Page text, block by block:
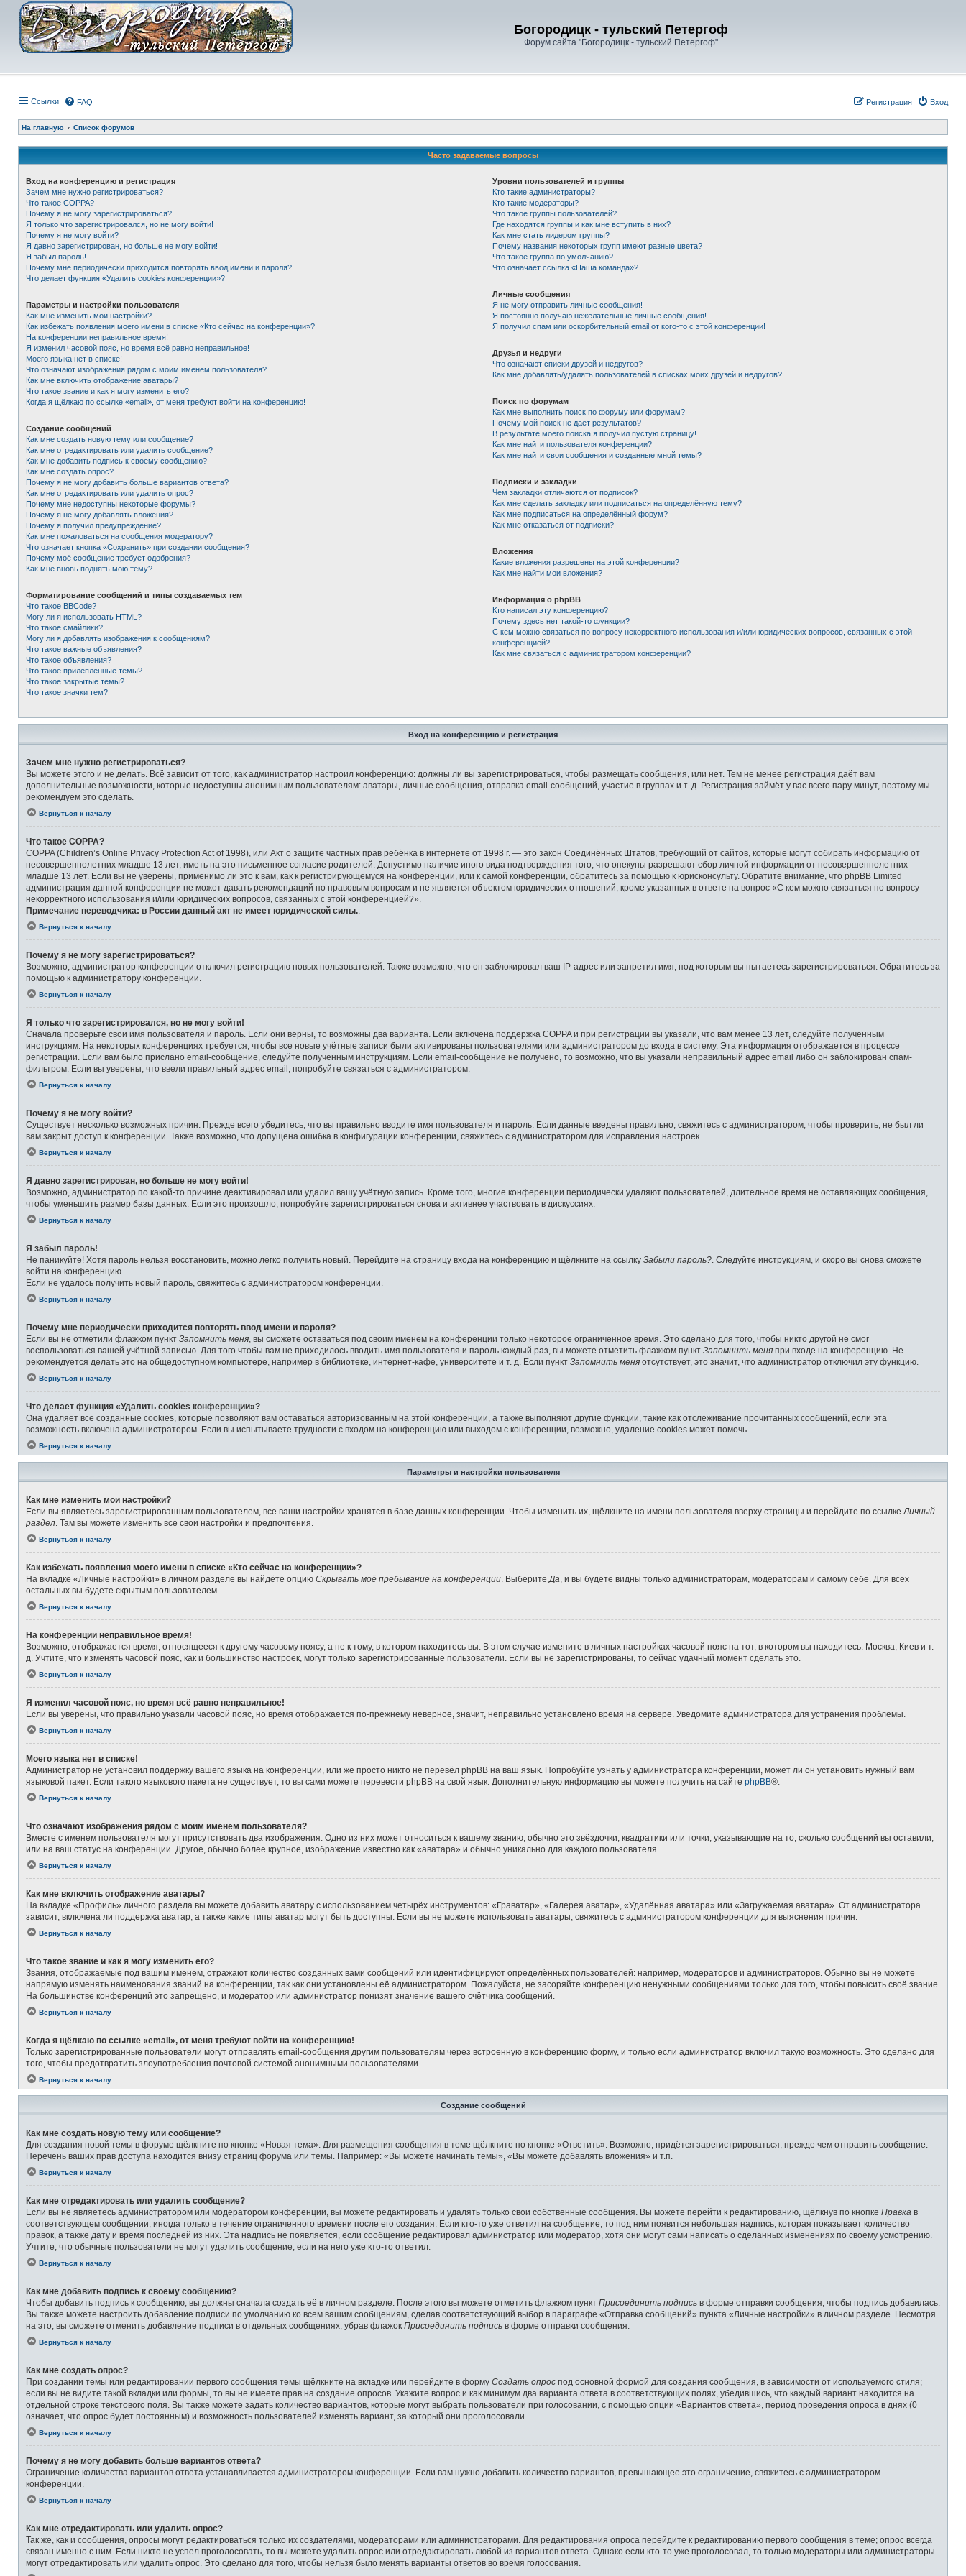
Богородицк - тульский Петергоф
Форум сайта "Богородицк - тульский Петергоф"
Ссылки FAQ Вход
Регистрация
На главную Список форумов
Часто задаваемые вопросы
Вход на конференцию и регистрация
Зачем мне нужно регистрироваться?
Что такое COPPA?
Почему я не могу зарегистрироваться?
Я только что зарегистрировался, но не могу войти!
Почему я не могу войти?
Я давно зарегистрирован, но больше не могу войти!
Я забыл пароль!
Почему мне периодически приходится повторять ввод имени и пароля?
Что делает функция «Удалить cookies конференции»?
Параметры и настройки пользователя
Как мне изменить мои настройки?
Как избежать появления моего имени в списке «Кто сейчас на конференции»?
На конференции неправильное время!
Я изменил часовой пояс, но время всё равно неправильное!
Моего языка нет в списке!
Что означают изображения рядом с моим именем пользователя?
Как мне включить отображение аватары?
Что такое звание и как я могу изменить его?
Когда я щёлкаю по ссылке «email», от меня требуют войти на конференцию!
Создание сообщений
Как мне создать новую тему или сообщение?
Как мне отредактировать или удалить сообщение?
Как мне добавить подпись к своему сообщению?
Как мне создать опрос?
Почему я не могу добавить больше вариантов ответа?
Как мне отредактировать или удалить опрос?
Почему мне недоступны некоторые форумы?
Почему я не могу добавлять вложения?
Почему я получил предупреждение?
Как мне пожаловаться на сообщения модератору?
Что означает кнопка «Сохранить» при создании сообщения?
Почему моё сообщение требует одобрения?
Как мне вновь поднять мою тему?
Форматирование сообщений и типы создаваемых тем
Что такое BBCode?
Могу ли я использовать HTML?
Что такое смайлики?
Могу ли я добавлять изображения к сообщениям?
Что такое важные объявления?
Что такое объявления?
Что такое прилепленные темы?
Что такое закрытые темы?
Что такое значки тем?
Уровни пользователей и группы
Кто такие администраторы?
Кто такие модераторы?
Что такое группы пользователей?
Где находятся группы и как мне вступить в них?
Как мне стать лидером группы?
Почему названия некоторых групп имеют разные цвета?
Что такое группа по умолчанию?
Что означает ссылка «Наша команда»?
Личные сообщения
Я не могу отправить личные сообщения!
Я постоянно получаю нежелательные личные сообщения!
Я получил спам или оскорбительный email от кого-то с этой конференции!
Друзья и недруги
Что означают списки друзей и недругов?
Как мне добавлять/удалять пользователей в списках моих друзей и недругов?
Поиск по форумам
Как мне выполнить поиск по форуму или форумам?
Почему мой поиск не даёт результатов?
В результате моего поиска я получил пустую страницу!
Как мне найти пользователя конференции?
Как мне найти свои сообщения и созданные мной темы?
Подписки и закладки
Чем закладки отличаются от подписок?
Как мне сделать закладку или подписаться на определённую тему?
Как мне подписаться на определённый форум?
Как мне отказаться от подписки?
Вложения
Какие вложения разрешены на этой конференции?
Как мне найти мои вложения?
Информация о phpBB
Кто написал эту конференцию?
Почему здесь нет такой-то функции?
С кем можно связаться по вопросу некорректного использования и/или юридических вопросов, связанных с этой
конференцией?
Как мне связаться с администратором конференции?
Вход на конференцию и регистрация
Зачем мне нужно регистрироваться?
Вы можете этого и не делать. Всё зависит от того, как администратор настроил конференцию: должны ли вы зарегистрироваться, чтобы размещать сообщения, или нет. Тем не менее регистрация даёт вам
дополнительные возможности, которые недоступны анонимным пользователям: аватары, личные сообщения, отправка email-сообщений, участие в группах и т. д. Регистрация займёт у вас всего пару минут, поэтому мы
рекомендуем это сделать.
Вернуться к началу
Что такое COPPA?
COPPA (Children’s Online Privacy Protection Act of 1998), или Акт о защите частных прав ребёнка в интернете от 1998 г. — это закон Соединённых Штатов, требующий от сайтов, которые могут собирать информацию от
несовершеннолетних младше 13 лет, иметь на это письменное согласие родителей. Допустимо наличие иного вида подтверждения того, что опекуны разрешают сбор личной информации от несовершеннолетних
младше 13 лет. Если вы не уверены, применимо ли это к вам, как к регистрирующемуся на конференции, или к самой конференции, обратитесь за помощью к юрисконсульту. Обратите внимание, что phpBB Limited
администрация данной конференции не может давать рекомендаций по правовым вопросам и не является объектом юридических отношений, кроме указанных в ответе на вопрос «С кем можно связаться по вопросу
некорректного использования и/или юридических вопросов, связанных с этой конференцией?».
Примечание переводчика: в России данный акт не имеет юридической силы.
Вернуться к началу
Почему я не могу зарегистрироваться?
Возможно, администратор конференции отключил регистрацию новых пользователей. Также возможно, что он заблокировал ваш IP-адрес или запретил имя, под которым вы пытаетесь зарегистрироваться. Обратитесь за
помощью к администратору конференции.
Вернуться к началу
Я только что зарегистрировался, но не могу войти!
Сначала проверьте свои имя пользователя и пароль. Если они верны, то возможны два варианта. Если включена поддержка COPPA и при регистрации вы указали, что вам менее 13 лет, следуйте полученным
инструкциям. На некоторых конференциях требуется, чтобы все новые учётные записи были активированы пользователями или администратором до входа в систему. Эта информация отображается в процессе
регистрации. Если вам было прислано email-сообщение, следуйте полученным инструкциям. Если email-сообщение не получено, то возможно, что вы указали неправильный адрес email либо он заблокирован спам-
фильтром. Если вы уверены, что ввели правильный адрес email, попробуйте связаться с администратором.
Вернуться к началу
Почему я не могу войти?
Существует несколько возможных причин. Прежде всего убедитесь, что вы правильно вводите имя пользователя и пароль. Если данные введены правильно, свяжитесь с администратором, чтобы проверить, не был ли
вам закрыт доступ к конференции. Также возможно, что допущена ошибка в конфигурации конференции, свяжитесь с администратором для исправления настроек.
Вернуться к началу
Я давно зарегистрирован, но больше не могу войти!
Возможно, администратор по какой-то причине деактивировал или удалил вашу учётную запись. Кроме того, многие конференции периодически удаляют пользователей, длительное время не оставляющих сообщения,
чтобы уменьшить размер базы данных. Если это произошло, попробуйте зарегистрироваться снова и активнее участвовать в дискуссиях.
Вернуться к началу
Я забыл пароль!
Не паникуйте! Хотя пароль нельзя восстановить, можно легко получить новый. Перейдите на страницу входа на конференцию и щёлкните на ссылку Забыли пароль? . Следуйте инструкциям, и скоро вы снова сможете
войти на конференцию.
Если не удалось получить новый пароль, свяжитесь с администратором конференции.
Вернуться к началу
Почему мне периодически приходится повторять ввод имени и пароля?
Если вы не отметили флажком пункт Запомнить меня , вы сможете оставаться под своим именем на конференции только некоторое ограниченное время. Это сделано для того, чтобы никто другой не смог
воспользоваться вашей учётной записью. Для того чтобы вам не приходилось вводить имя пользователя и пароль каждый раз, вы можете отметить флажком пункт Запомнить меня при входе на конференцию. Не
рекомендуется делать это на общедоступном компьютере, например в библиотеке, интернет-кафе, университете и т. д. Если пункт Запомнить меня отсутствует, это значит, что администратор отключил эту функцию.
Вернуться к началу
Что делает функция «Удалить cookies конференции»?
Она удаляет все созданные cookies, которые позволяют вам оставаться авторизованным на этой конференции, а также выполняют другие функции, такие как отслеживание прочитанных сообщений, если эта
возможность включена администратором. Если вы испытываете трудности с входом на конференцию или выходом с конференции, возможно, удаление cookies может помочь.
Вернуться к началу
Параметры и настройки пользователя
Как мне изменить мои настройки?
Если вы являетесь зарегистрированным пользователем, все ваши настройки хранятся в базе данных конференции. Чтобы изменить их, щёлкните на имени пользователя вверху страницы и перейдите по ссылке Личный
раздел . Там вы можете изменить все свои настройки и предпочтения.
Вернуться к началу
Как избежать появления моего имени в списке «Кто сейчас на конференции»?
На вкладке «Личные настройки» в личном разделе вы найдёте опцию Скрывать моё пребывание на конференции . Выберите Да , и вы будете видны только администраторам, модераторам и самому себе. Для всех
остальных вы будете скрытым пользователем.
Вернуться к началу
На конференции неправильное время!
Возможно, отображается время, относящееся к другому часовому поясу, а не к тому, в котором находитесь вы. В этом случае измените в личных настройках часовой пояс на тот, в котором вы находитесь: Москва, Киев и т.
д. Учтите, что изменять часовой пояс, как и большинство настроек, могут только зарегистрированные пользователи. Если вы не зарегистрированы, то сейчас удачный момент сделать это.
Вернуться к началу
Я изменил часовой пояс, но время всё равно неправильное!
Если вы уверены, что правильно указали часовой пояс, но время отображается по-прежнему неверное, значит, неправильно установлено время на сервере. Уведомите администратора для устранения проблемы.
Вернуться к началу
Моего языка нет в списке!
Администратор не установил поддержку вашего языка на конференции, или же просто никто не перевёл phpBB на ваш язык. Попробуйте узнать у администратора конференции, может ли он установить нужный вам
языковой пакет. Если такого языкового пакета не существует, то вы сами можете перевести phpBB на свой язык. Дополнительную информацию вы можете получить на сайте phpBB®.
Вернуться к началу
Что означают изображения рядом с моим именем пользователя?
Вместе с именем пользователя могут присутствовать два изображения. Одно из них может относиться к вашему званию, обычно это звёздочки, квадратики или точки, указывающие на то, сколько сообщений вы оставили,
или на ваш статус на конференции. Другое, обычно более крупное, изображение известно как «аватара» и обычно уникально для каждого пользователя.
Вернуться к началу
Как мне включить отображение аватары?
На вкладке «Профиль» личного раздела вы можете добавить аватару с использованием четырёх инструментов: «Граватар», «Галерея аватар», «Удалённая аватара» или «Загружаемая аватара». От администратора
зависит, включена ли поддержка аватар, а также какие типы аватар могут быть доступны. Если вы не можете использовать аватары, свяжитесь с администратором конференции для выяснения причин.
Вернуться к началу
Что такое звание и как я могу изменить его?
Звания, отображаемые под вашим именем, отражают количество созданных вами сообщений или идентифицируют определённых пользователей: например, модераторов и администраторов. Обычно вы не можете
напрямую изменять наименования званий на конференции, так как они установлены её администратором. Пожалуйста, не засоряйте конференцию ненужными сообщениями только для того, чтобы повысить своё звание.
На большинстве конференций это запрещено, и модератор или администратор понизят значение вашего счётчика сообщений.
Вернуться к началу
Когда я щёлкаю по ссылке «email», от меня требуют войти на конференцию!
Только зарегистрированные пользователи могут отправлять email-сообщения другим пользователям через встроенную в конференцию форму, и только если администратор включил такую возможность. Это сделано для
того, чтобы предотвратить злоупотребления почтовой системой анонимными пользователями.
Вернуться к началу
Создание сообщений
Как мне создать новую тему или сообщение?
Для создания новой темы в форуме щёлкните по кнопке «Новая тема». Для размещения сообщения в теме щёлкните по кнопке «Ответить». Возможно, придётся зарегистрироваться, прежде чем отправить сообщение.
Перечень ваших прав доступа находится внизу страниц форума или темы. Например: «Вы можете начинать темы», «Вы можете добавлять вложения» и т.п.
Вернуться к началу
Как мне отредактировать или удалить сообщение?
Если вы не являетесь администратором или модератором конференции, вы можете редактировать и удалять только свои собственные сообщения. Вы можете перейти к редактированию, щёлкнув по кнопке Правка в
соответствующем сообщении, иногда только в течение ограниченного времени после его создания. Если кто-то уже ответил на сообщение, то под ним появится небольшая надпись, которая показывает количество
правок, а также дату и время последней из них. Эта надпись не появляется, если сообщение редактировал администратор или модератор, хотя они могут сами написать о сделанных изменениях по своему усмотрению.
Учтите, что обычные пользователи не могут удалить сообщение, если на него уже кто-то ответил.
Вернуться к началу
Как мне добавить подпись к своему сообщению?
Чтобы добавить подпись к сообщению, вы должны сначала создать её в личном разделе. После этого вы можете отметить флажком пункт Присоединить подпись в форме отправки сообщения, чтобы подпись добавилась.
Вы также можете настроить добавление подписи по умолчанию ко всем вашим сообщениям, сделав соответствующий выбор в параграфе «Отправка сообщений» пункта «Личные настройки» в личном разделе. Несмотря
на это, вы сможете отменить добавление подписи в отдельных сообщениях, убрав флажок Присоединить подпись в форме отправки сообщения.
Вернуться к началу
Как мне создать опрос?
При создании темы или редактировании первого сообщения темы щёлкните на вкладке или перейдите в форму Создать опрос под основной формой для создания сообщения, в зависимости от используемого стиля;
если вы не видите такой вкладки или формы, то вы не имеете прав на создание опросов. Укажите вопрос и как минимум два варианта ответа в соответствующих полях, убедившись, что каждый вариант находится на
отдельной строке текстового поля. Вы также можете задать количество вариантов, которые могут выбрать пользователи при голосовании, с помощью опции «Вариантов ответа», период проведения опроса в днях (0
означает, что опрос будет постоянным) и возможность пользователей изменять вариант, за который они проголосовали.
Вернуться к началу
Почему я не могу добавить больше вариантов ответа?
Ограничение количества вариантов ответа устанавливается администратором конференции. Если вам нужно добавить количество вариантов, превышающее это ограничение, свяжитесь с администратором
конференции.
Вернуться к началу
Как мне отредактировать или удалить опрос?
Так же, как и сообщения, опросы могут редактироваться только их создателями, модераторами или администраторами. Для редактирования опроса перейдите к редактированию первого сообщения в теме; опрос всегда
связан именно с ним. Если никто не успел проголосовать, то вы можете удалить опрос или отредактировать любой из вариантов ответа. Однако если кто-то уже проголосовал, то только модераторы или администраторы
могут отредактировать или удалить опрос. Это сделано для того, чтобы нельзя было менять варианты ответов во время голосования.